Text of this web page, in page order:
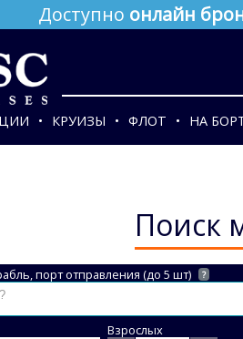
Доступно онлайн
КРУИЗЫ ФЛОТ НА
Поиск
порт отправления (до 5 шт) ?
Взрослых